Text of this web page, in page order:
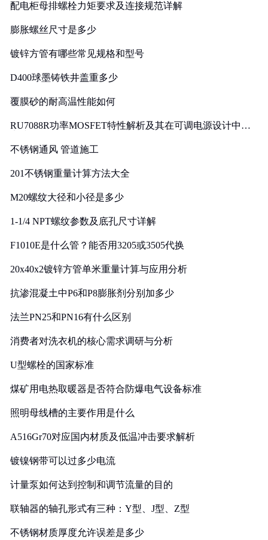
配电柜母排螺栓力矩要求及连接规范详解
膨胀螺丝尺寸是多少
镀锌方管有哪些常见规格和型号
D400球墨铸铁井盖重多少
覆膜砂的耐高温性能如何
RU7088R功率MOSFET特性解析及其在可调电源设计中的
不锈钢通风 管道施工
201不锈钢重量计算方法大全
M20螺纹大径和小径是多少
1-1/4 NPT螺纹参数及底孔尺寸详解
F1010E是什么管？能否用3205或3505代换
20x40x2镀锌方管单米重量计算与应用分析
抗渗混凝土中P6和P8膨胀剂分别加多少
法兰PN25和PN16有什么区别
消费者对洗衣机的核心需求调研与分析
U型螺栓的国家标准
煤矿用电热取暖器是否符合防爆电气设备标准
照明母线槽的主要作用是什么
A516Gr70对应国内材质及低温冲击要求解析
镀镍钢带可以过多少电流
计量泵如何达到控制和调节流量的目的
联轴器的轴孔形式有三种：Y型、J型、Z型
不锈钢材质厚度允许误差是多少